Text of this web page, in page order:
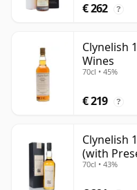
€ 262 ?
Clynelish
Wines
70cl • 45%
€ 219 ?
Clynelish
(with
70cl • 43%